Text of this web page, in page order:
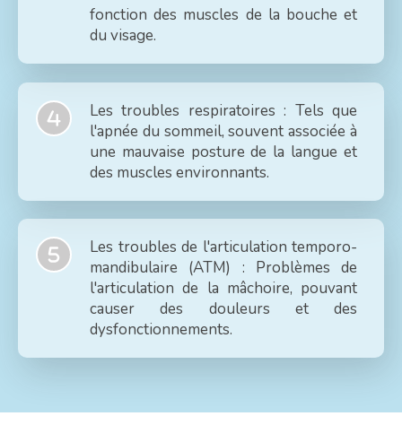
fonction des muscles de la bouche et
du visage.
Les troubles respiratoires : Tels que
l'apnée du sommeil, souvent associée à
une mauvaise posture de la langue et
des muscles environnants.
Les troubles de l'articulation temporo-
mandibulaire (ATM) : Problèmes de
l'articulation de la mâchoire, pouvant
causer des douleurs et des
dysfonctionnements.